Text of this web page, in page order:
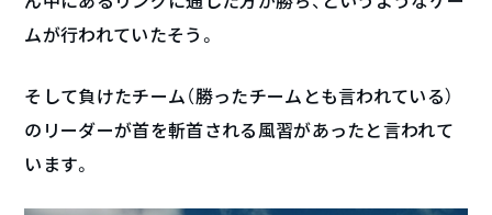
ムが行われていたそう。
そして負けたチーム（勝ったチームとも言われている）
のリーダーが首を斬首される風習があったと言われて
います。